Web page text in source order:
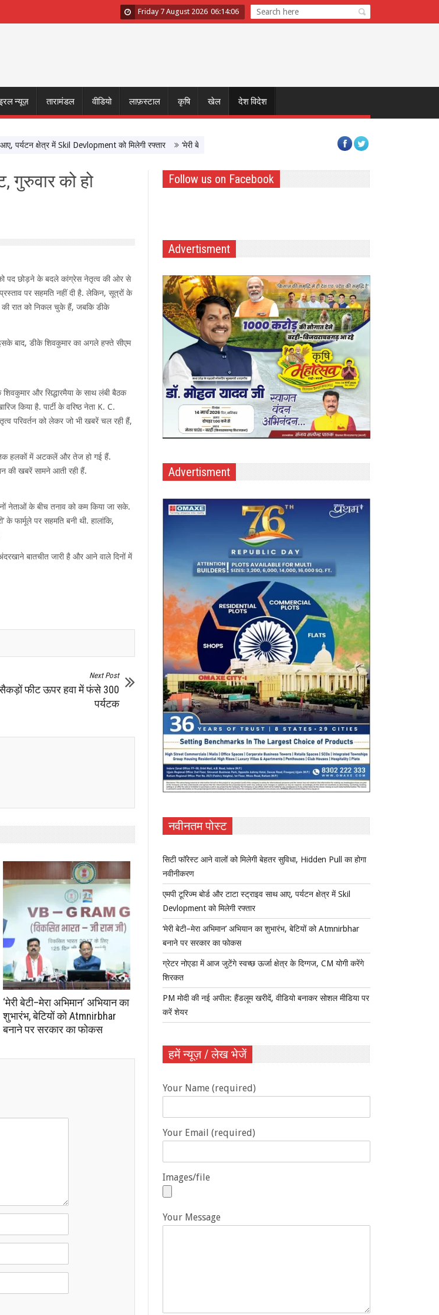
Friday 7 August 2026 06:14:06
न्यूज़ तारामंडल वीडियो लाफ़स्टाल कृषि खेल देश विदेश
क्षेत्र में Skil Devlopment को मिलेगी रफ्तार ‘मेरी बेटी–मेरा अभिमान’ अभियान का शुभारंभ, बेटियों को Atmnirbhar बनाने पर सरकार का फोकस
गुरुवार को हो
को पद छोड़ने के बदले कांग्रेस नेतृत्व की ओर से
पर सहमति नहीं दी है. लेकिन, सूत्रों के
की रात को निकल चुके हैं, जबकि डीके
बाद, डीके शिवकुमार का अगले हफ्ते सीएम
और सिद्धारमैया के साथ लंबी बैठक
किया है. पार्टी के वरिष्ठ नेता K. C.
परिवर्तन को लेकर जो भी खबरें चल रही हैं,
हलकों में अटकलें और तेज हो गई हैं.
की खबरें सामने आती रही हैं.
नेताओं के बीच तनाव को कम किया जा सके.
फार्मूले पर सहमति बनी थी. हालांकि,
बातचीत जारी है और आने वाले दिनों में
Next Post
सैकड़ों फीट ऊपर हवा में फंसे 300
पर्यटक
‘मेरी बेटी–मेरा अभिमान’ अभियान का
शुभारंभ, बेटियों को Atmnirbhar
बनाने पर सरकार का फोकस
Follow us on Facebook
Advertisment
Advertisment
नवीनतम पोस्ट
सिटी फॉरेस्ट आने वालों को मिलेगी बेहतर सुविधा, Hidden Pull का होगा
नवीनीकरण
एमपी टूरिज्म बोर्ड और टाटा स्ट्राइव साथ आए, पर्यटन क्षेत्र में Skil
Devlopment को मिलेगी रफ्तार
‘मेरी बेटी–मेरा अभिमान’ अभियान का शुभारंभ, बेटियों को Atmnirbhar
बनाने पर सरकार का फोकस
ग्रेटर नोएडा में आज जुटेंगे स्वच्छ ऊर्जा क्षेत्र के दिग्गज, CM योगी करेंगे
शिरकत
PM मोदी की नई अपील: हैंडलूम खरीदें, वीडियो बनाकर सोशल मीडिया पर
करें शेयर
हमें न्यूज़ / लेख भेजें
Your Name (required)
Your Email (required)
Images/file
Your Message